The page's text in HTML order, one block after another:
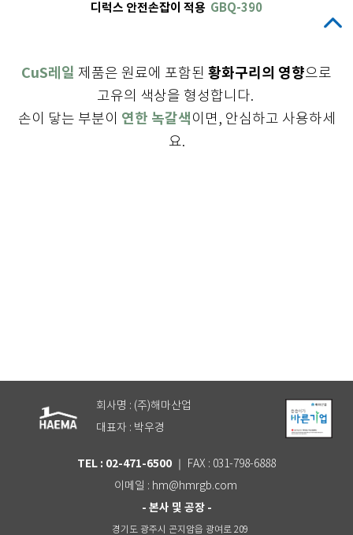
디럭스 안전손잡이 적용 GBQ-390
CuS레일 제품은 원료에 포함된 황화구리의 영향으로
고유의 색상을 형성합니다.
손이 닿는 부분이 연한 녹갈색 이면, 안심하고 사용하세
요.
회사명 : (주)해마산업
대표자 : 박우경
TEL : 02-471-6500 ｜ FAX : 031-798-6888
이메일 : hm@hmrgb.com
- 본사 및 공장 -
경기도 광주시 곤지암읍 광여로 209